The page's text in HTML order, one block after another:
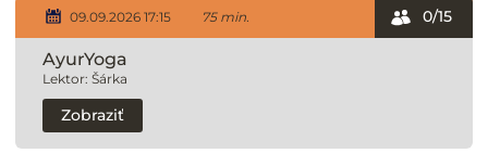
09.09.2026 17:15 75 min.
AyurYoga
Lektor: Šárka
0/15
Zobraziť